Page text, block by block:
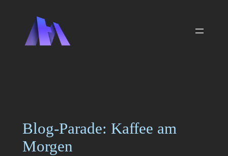
springen
Blog-Parade: Kaffee am
Morgen